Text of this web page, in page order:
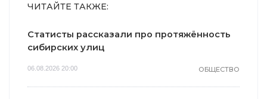
ЧИТАЙТЕ ТАКЖЕ:
Статисты рассказали про протяжённость
сибирских улиц
06.08.2026 20:00 ОБЩЕСТВО